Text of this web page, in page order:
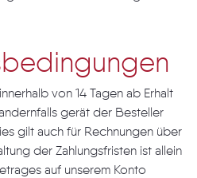
von 14 Tagen ab Erhalt
gerät der Besteller
gilt auch für Rechnungen über
der Zahlungsfristen ist allein
auf unserem Konto